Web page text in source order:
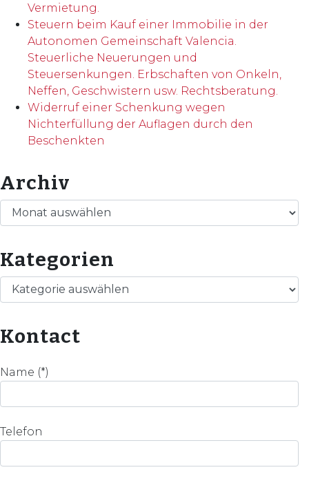
Vermietung.
Steuern beim Kauf einer Immobilie in der
Autonomen Gemeinschaft Valencia.
Steuerliche Neuerungen und
Steuersenkungen. Erbschaften von Onkeln,
Neffen, Geschwistern usw. Rechtsberatung.
Widerruf einer Schenkung wegen
Nichterfüllung der Auflagen durch den
Beschenkten
Archiv
Archiv
Kategorien
Kategorien
Kontact
Name (*)
Telefon